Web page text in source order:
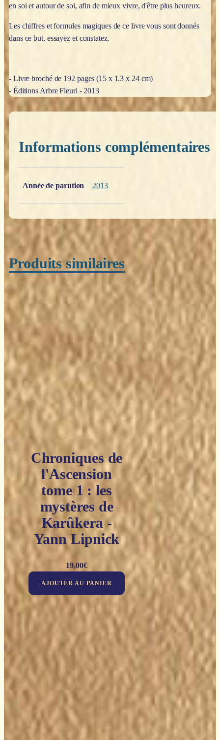
en soi et autour de soi, afin de mieux vivre, d'être plus heureux.
Les chiffres et formules magiques de ce livre vous sont donnés
dans ce but, essayez et constatez.
- Livre broché de 192 pages (15 x 1.3 x 24 cm)
- Éditions Arbre Fleuri - 2013
Informations complémentaires
Année de parution
2013
Produits similaires
Chroniques de
l'Ascension
tome 1 : les
mystères de
Karûkera -
Yann Lipnick
19,00€
AJOUTER AU PANIER